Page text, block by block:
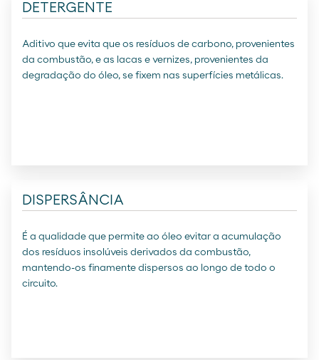
DETERGENTE
Aditivo que evita que os resíduos de carbono, provenientes
da combustão, e as lacas e vernizes, provenientes da
degradação do óleo, se fixem nas superfícies metálicas.
DISPERSÂNCIA
É a qualidade que permite ao óleo evitar a acumulação
dos resíduos insolúveis derivados da combustão,
mantendo-os finamente dispersos ao longo de todo o
circuito.